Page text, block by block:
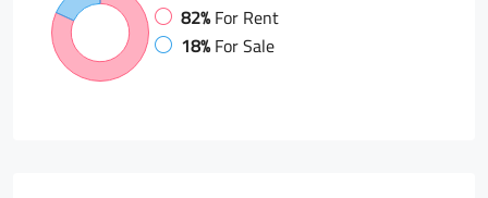
82%For Rent
18%For Sale